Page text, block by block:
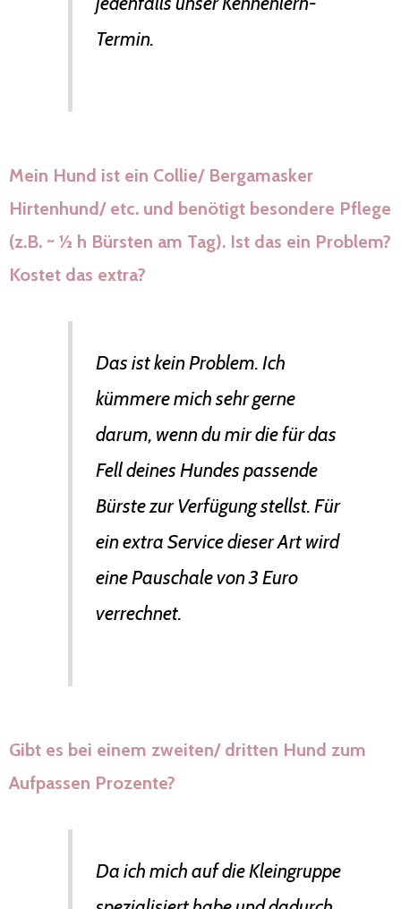
Termin.
Mein Hund ist ein Collie/ Bergamasker
Hirtenhund/ etc. und benötigt besondere Pflege
(z.B. ~ ½ h Bürsten am Tag). Ist das ein Problem?
Kostet das extra?
Das ist kein Problem. Ich
kümmere mich sehr gerne
darum, wenn du mir die für das
Fell deines Hundes passende
Bürste zur Verfügung stellst. Für
ein extra Service dieser Art wird
eine Pauschale von 3 Euro
verrechnet.
Gibt es bei einem zweiten/ dritten Hund zum
Aufpassen Prozente?
Da ich mich auf die Kleingruppe